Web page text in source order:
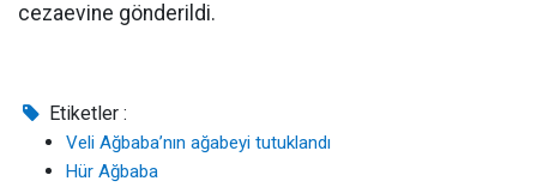
cezaevine gönderildi.
Etiketler :
Veli Ağbaba’nın ağabeyi tutuklandı
Hür Ağbaba